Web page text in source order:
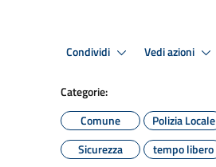
Condividi Vedi azioni
Categorie:
Comune
Polizia Locale
Sicurezza
tempo libero